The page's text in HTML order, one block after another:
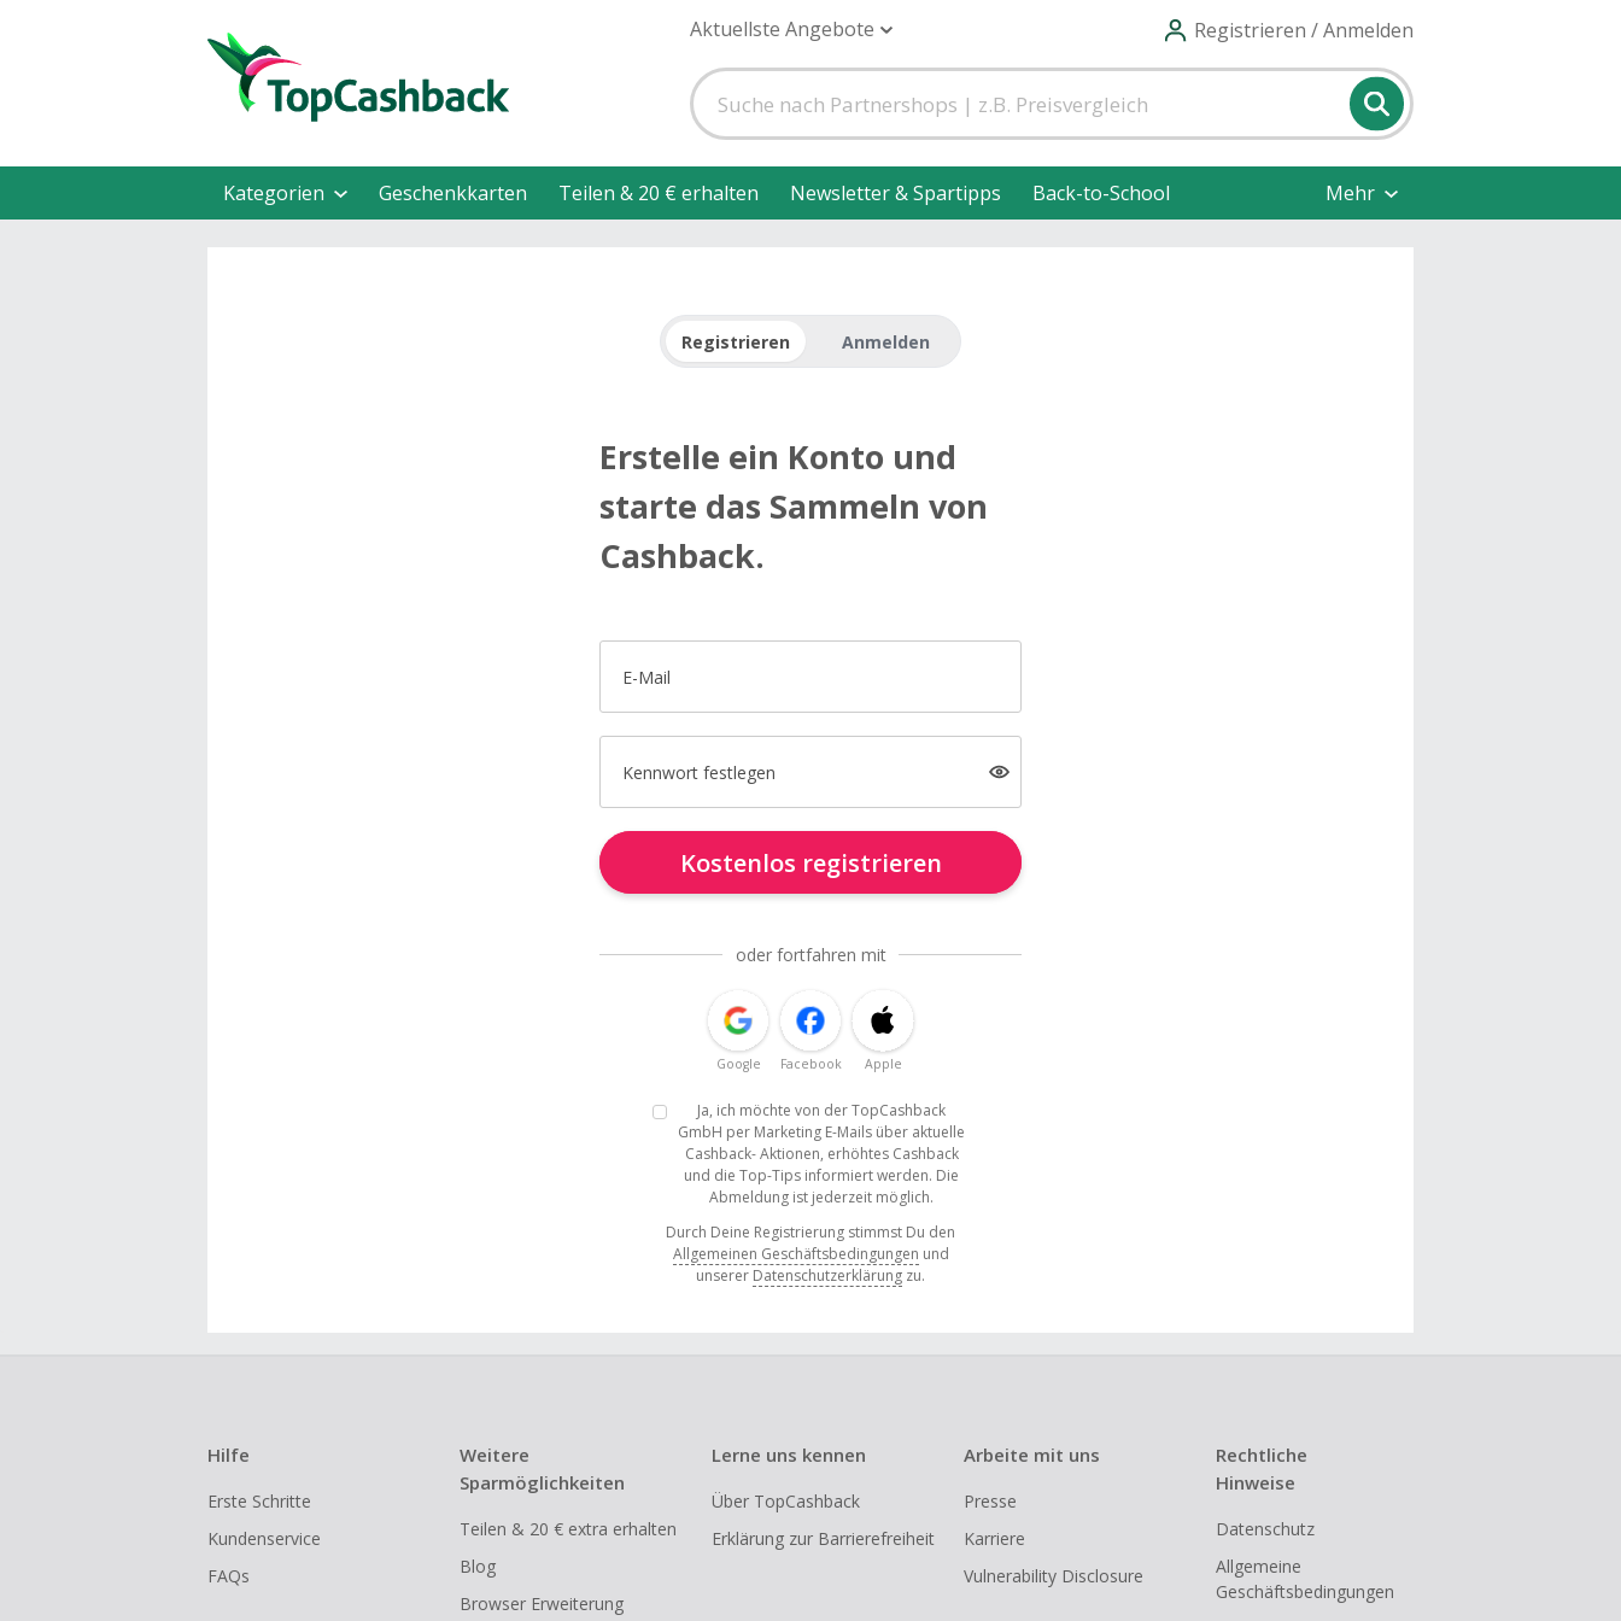
Aktuellste Angebote Registrieren / Anmelden
Kategorien Geschenkkarten Teilen & 20 € erhalten Newsletter & Spartipps Back-to-School Mehr
Registrieren Anmelden
Erstelle ein Konto und
starte das Sammeln von
Cashback.
E-Mail
Kennwort festlegen
Kostenlos registrieren
oder fortfahren mit
Google Facebook Apple
Ja, ich möchte von der TopCashback
GmbH per Marketing E-Mails über aktuelle
Cashback- Aktionen, erhöhtes Cashback
und die Top-Tips informiert werden. Die
Abmeldung ist jederzeit möglich.
Durch Deine Registrierung stimmst Du den
Allgemeinen Geschäftsbedingungen und
unserer Datenschutzerklärung zu.
Hilfe
Erste Schritte
Kundenservice
FAQs
Weitere
Sparmöglichkeiten
Teilen & 20 € extra erhalten
Blog
Browser Erweiterung
Lerne uns kennen
Über TopCashback
Erklärung zur Barrierefreiheit
Arbeite mit uns
Presse
Karriere
Vulnerability Disclosure
Rechtliche
Hinweise
Datenschutz
Allgemeine
Geschäftsbedingungen